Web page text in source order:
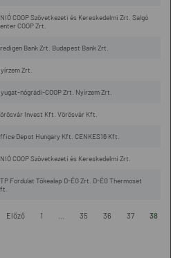
COOP Szövetkezeti és Kereskedelmi Zrt. Salgó
COOP Zrt.
Bank Zrt. Budapest Bank Zrt.
Zrt.
nógrádi-COOP Zrt. Nyírzem Zrt.
Invest Kft. Vörösvár Kft.
Depot Hungary Kft. CENKES16 Kft.
COOP Szövetkezeti és Kereskedelmi Zrt.
Fordulat Tőkealap D-ÉG Zrt. D-ÉG Thermoset
Előző 1 35 36 37 38